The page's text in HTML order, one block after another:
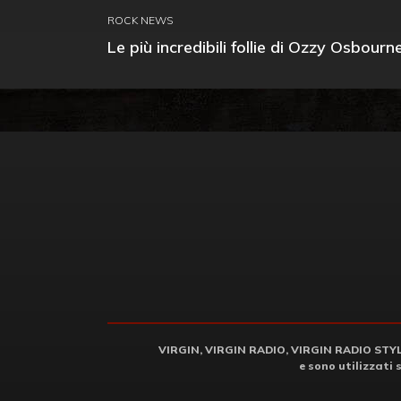
ROCK NEWS
Le più incredibili follie di Ozzy
VIRGIN, VIRGIN RADIO, VIRGIN RADIO
e sono utilizzati